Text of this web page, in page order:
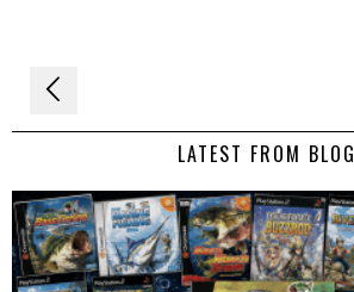
Navigation
de LATEST FROM BLOG